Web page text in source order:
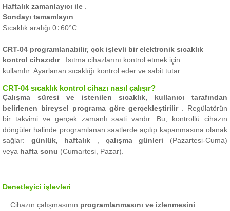
Haftalık zamanlayıcı ile
Sondayı tamamlayın
Sıcaklık aralığı 0÷60°C.
CRT-04 programlanabilir, çok işlevli bir elektronik sıcaklık
kontrol cihazıdır. Isıtma cihazlarını kontrol etmek için
kullanılır. Ayarlanan sıcaklığı kontrol eder ve sabit tutar.
CRT-04 sıcaklık kontrol cihazı nasıl çalışır?
Çalışma süresi ve istenilen sıcaklık, kullanıcı tarafından
belirlenen bireysel programa göre gerçekleştirilir. Regülatörün
bir takvimi ve gerçek zamanlı saati vardır. Bu, kontrollü cihazın
döngüler halinde programlanan saatlerde açılıp kapanmasına olanak
sağlar: günlük, haftalık çalışma günleri (Pazartesi-Cuma)
veya hafta sonu (Cumartesi, Pazar).
Denetleyici işlevleri
Cihazın çalışmasının programlanmasını ve izlenmesini